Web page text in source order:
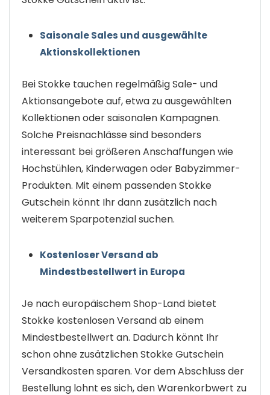
Saisonale Sales und ausgewählte
Aktionskollektionen
Bei Stokke tauchen regelmäßig Sale- und
Aktionsangebote auf, etwa zu ausgewählten
Kollektionen oder saisonalen Kampagnen.
Solche Preisnachlässe sind besonders
interessant bei größeren Anschaffungen wie
Hochstühlen, Kinderwagen oder Babyzimmer-
Produkten. Mit einem passenden Stokke
Gutschein könnt Ihr dann zusätzlich nach
weiterem Sparpotenzial suchen.
Kostenloser Versand ab
Mindestbestellwert in Europa
Je nach europäischem Shop-Land bietet
Stokke kostenlosen Versand ab einem
Mindestbestellwert an. Dadurch könnt Ihr
schon ohne zusätzlichen Stokke Gutschein
Versandkosten sparen. Vor dem Abschluss der
Bestellung lohnt es sich, den Warenkorbwert zu